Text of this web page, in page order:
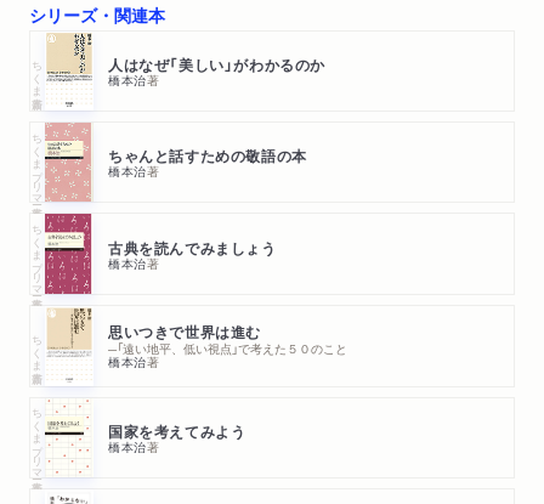
シリーズ・関連本
ちくま新書 人はなぜ「美しい」がわかるのか
橋本治著
ちくまプリマー新書 ちゃんと話すための敬語の本
橋本治著
ちくまプリマー新書 古典を読んでみましょう
橋本治著
ちくま新書 思いつきで世界は進む
─「遠い地平、低い視点」で考えた５０のこと
橋本治著
ちくまプリマー新書 国家を考えてみよう
橋本治著